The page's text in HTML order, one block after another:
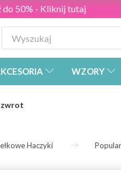
do 50% - Kliknij tutaj
WZORY
zwrot
Haczyki